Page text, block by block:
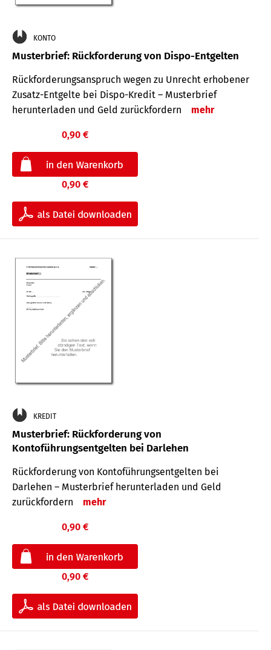
KONTO
Musterbrief: Rückforderung von Dispo-Entgelten
Rückforderungsanspruch wegen zu Unrecht erhobener
Zusatz-Entgelte bei Dispo-Kredit – Musterbrief
herunterladen und Geld zurückfordern
mehr
0,90 €
0,90 €
KREDIT
Musterbrief: Rückforderung von
Kontoführungsentgelten bei Darlehen
Rückforderung von Kontoführungsentgelten bei
Darlehen – Musterbrief herunterladen und Geld
zurückfordern
mehr
0,90 €
0,90 €